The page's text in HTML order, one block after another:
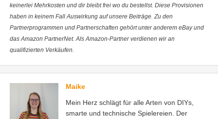
keinerlei Mehrkosten und dir bleibt frei wo du bestellst. Diese Provisionen
haben in keinem Fall Auswirkung auf unsere Beiträge. Zu den
Partnerprogrammen und Partnerschaften gehört unter anderem eBay und
das Amazon PartnerNet. Als Amazon-Partner verdienen wir an
qualifizierten Verkäufen.
Maike
Mein Herz schlägt für alle Arten von DIYs,
smarte und technische Spielereien. Der